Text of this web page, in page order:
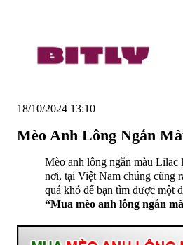
18/10/2024 13:10
Mèo Anh Lông Ngắn
Mèo anh lông ngắn màu Lilac
nơi, tại Việt Nam chúng cũng
quá khó để bạn tìm được một
“Mua mèo anh lông ngắn